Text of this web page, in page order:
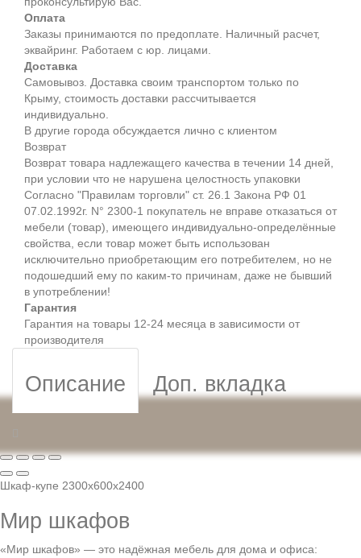
Оплата
Заказы принимаются по предоплате. Наличный расчет,
эквайринг. Работаем с юр. лицами.
Доставка
Самовывоз. Доставка своим транспортом только по
Крыму, стоимость доставки рассчитывается
индивидуально.
В другие города обсуждается лично с клиентом
Возврат
Возврат товара надлежащего качества в течении 14 дней,
при условии что не нарушена целостность упаковки
Согласно "Правилам торговли" ст. 26.1 Закона РФ 01
07.02.1992г. N° 2300-1 покупатель не вправе отказаться от
мебели (товар), имеющего индивидуально-определённые
свойства, если товар может быть использован
исключительно приобретающим его потребителем, но не
подошедший eмy по каким-то причинам, даже не бывший
в употреблении!
Гарантия
Гарантия на товары 12-24 месяца в зависимости от
производителя
Описание Доп. вкладка
Шкаф-купе 2300x600x2400
Мир шкафов
«Мир шкафов» — это надёжная мебель для дома и офиса: